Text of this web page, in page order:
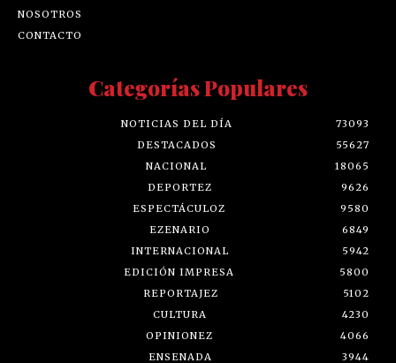
NOSOTROS
CONTACTO
Categorías Populares
NOTICIAS DEL DÍA
73093
DESTACADOS
55627
NACIONAL
18065
DEPORTEZ
9626
ESPECTÁCULOZ
9580
EZENARIO
6849
INTERNACIONAL
5942
EDICIÓN IMPRESA
5800
REPORTAJEZ
5102
CULTURA
4230
OPINIONEZ
4066
ENSENADA
3944